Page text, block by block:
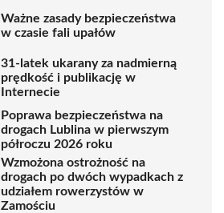
Ważne zasady bezpieczeństwa
w czasie fali upałów
31-latek ukarany za nadmierną
prędkość i publikację w
Internecie
Poprawa bezpieczeństwa na
drogach Lublina w pierwszym
półroczu 2026 roku
Wzmożona ostrożność na
drogach po dwóch wypadkach z
udziałem rowerzystów w
Zamościu